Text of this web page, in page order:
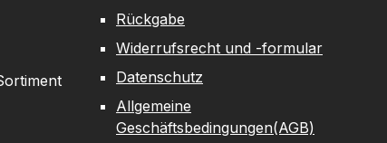
Rückgabe
Widerrufsrecht und -formular
Datenschutz
Allgemeine
Geschäftsbedingungen(AGB)